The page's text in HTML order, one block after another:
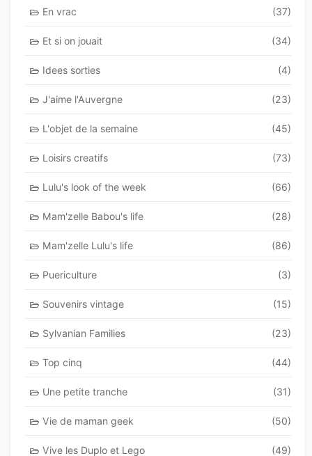
En vrac (37)
Et si on jouait (34)
Idees sorties (4)
J'aime l'Auvergne (23)
L'objet de la semaine (45)
Loisirs creatifs (73)
Lulu's look of the week (66)
Mam'zelle Babou's life (28)
Mam'zelle Lulu's life (86)
Puericulture (3)
Souvenirs vintage (15)
Sylvanian Families (23)
Top cinq (44)
Une petite tranche (31)
Vie de maman geek (50)
Vive les Duplo et Lego (49)